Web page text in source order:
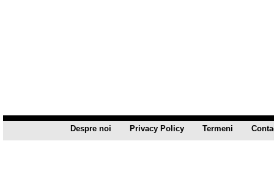
Despre noi Privacy Policy Termeni